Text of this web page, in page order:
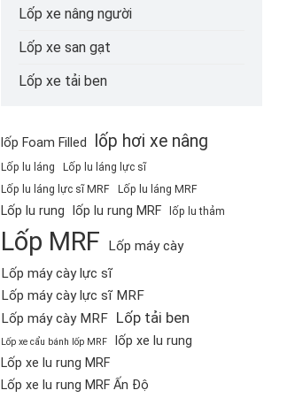
Lốp xe nâng người
Lốp xe san gạt
Lốp xe tải ben
lốp Foam Filled lốp hơi xe nâng
Lốp lu láng
Lốp lu láng lực sĩ
Lốp lu láng lực sĩ MRF
Lốp lu láng MRF
Lốp lu rung lốp lu rung MRF lốp lu thảm
Lốp MRF
Lốp máy cày
Lốp máy cày lực sĩ
Lốp máy cày lực sĩ MRF
Lốp máy cày MRF Lốp tải ben
Lốp xe cẩu bánh lốp MRF
lốp xe lu rung
Lốp xe lu rung MRF
Lốp xe lu rung MRF Ấn Độ